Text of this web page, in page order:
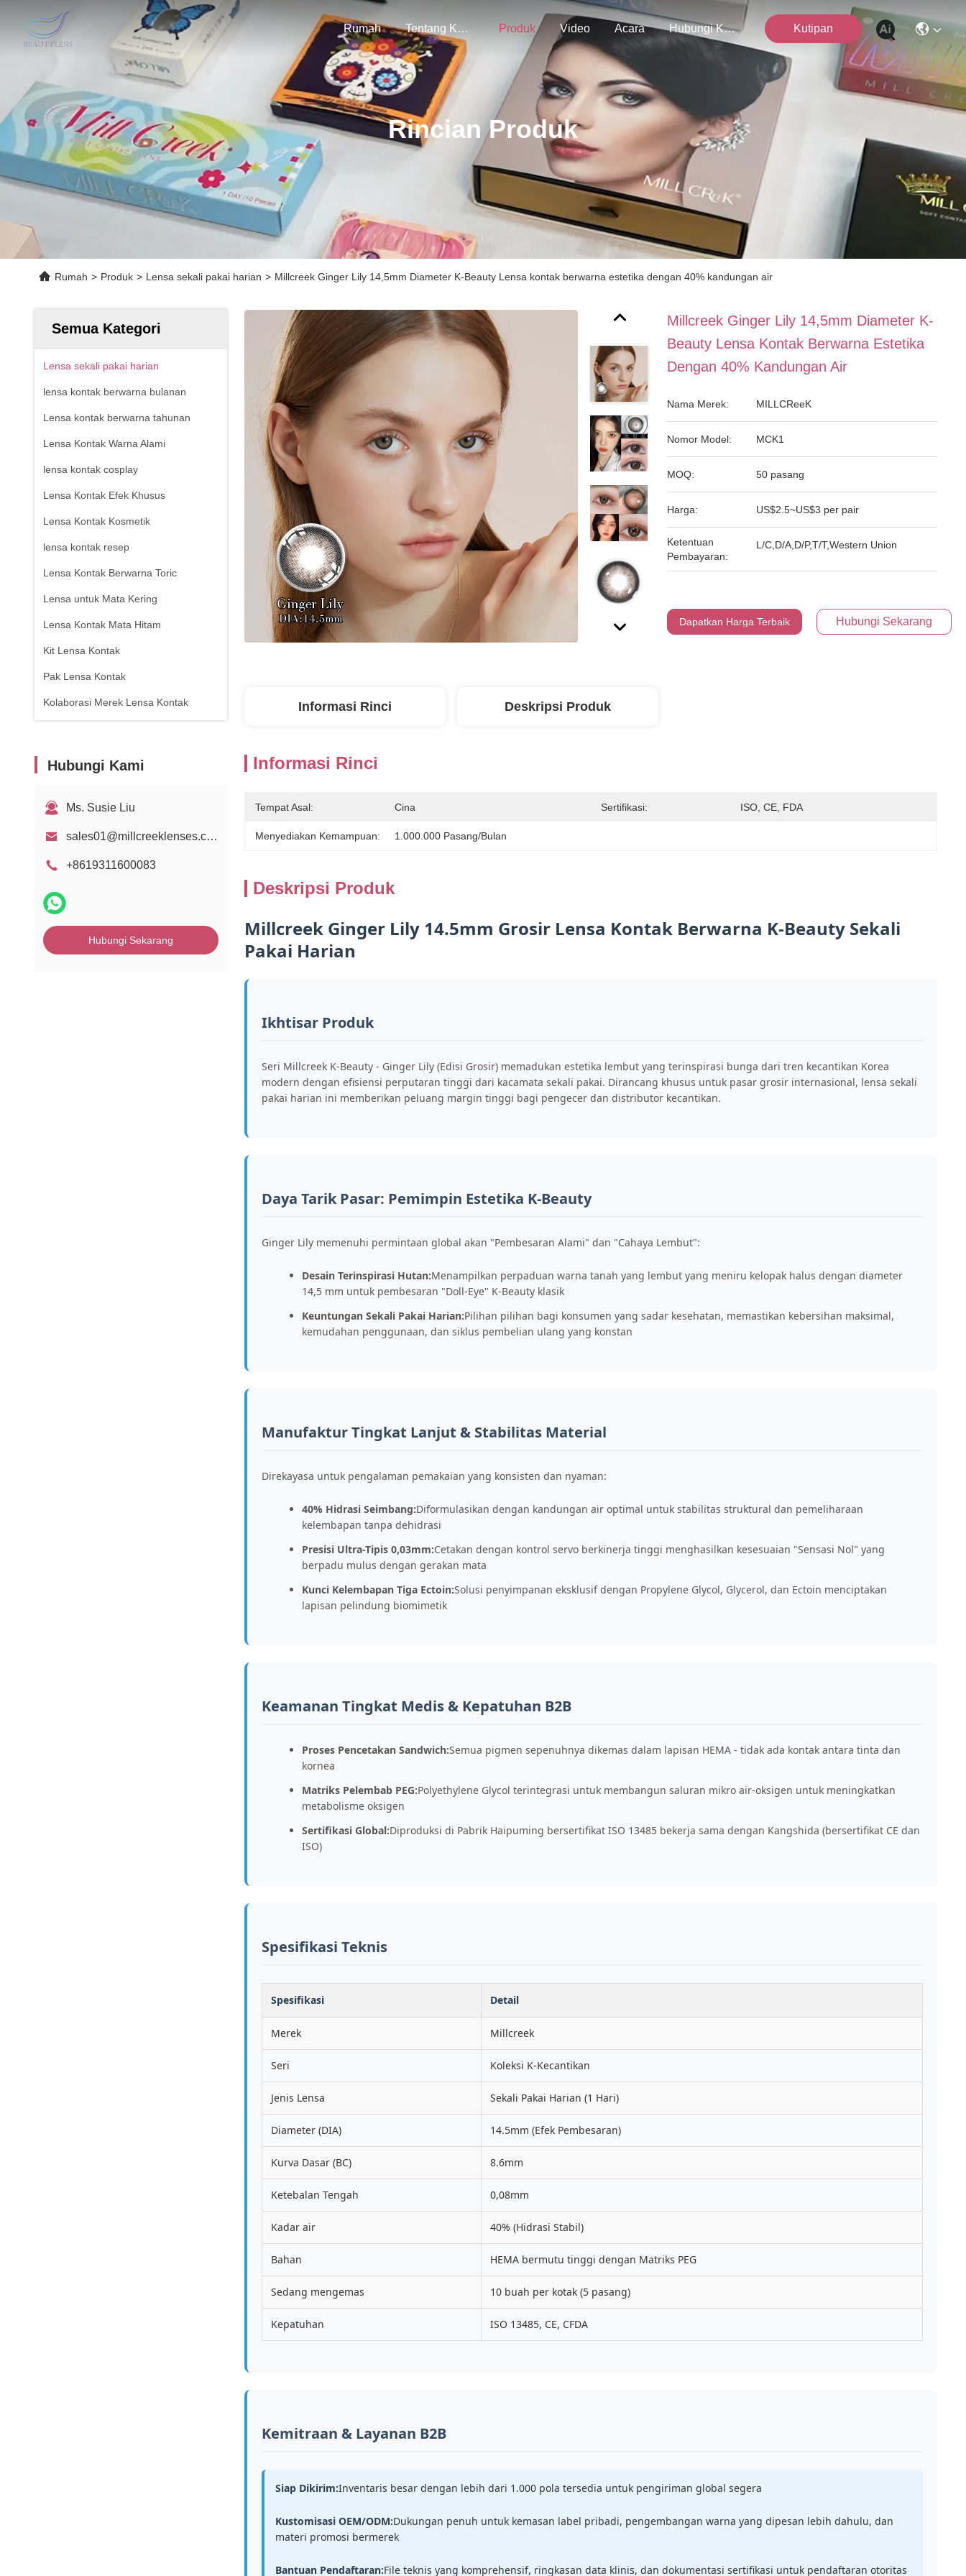
Rumah Tentang Kami Produk Video Acara Hubungi Kami Kutipan
Rincian Produk
Rumah > Produk > Lensa sekali pakai harian > Millcreek Ginger Lily 14,5mm Diameter K-Beauty Lensa kontak berwarna estetika dengan 40% kandungan air
Semua Kategori
Lensa sekali pakai harian
lensa kontak berwarna bulanan
Lensa kontak berwarna tahunan
Lensa Kontak Warna Alami
lensa kontak cosplay
Lensa Kontak Efek Khusus
Lensa Kontak Kosmetik
lensa kontak resep
Lensa Kontak Berwarna Toric
Lensa untuk Mata Kering
Lensa Kontak Mata Hitam
Kit Lensa Kontak
Pak Lensa Kontak
Kolaborasi Merek Lensa Kontak
Hubungi Kami
Ms. Susie Liu
sales01@millcreeklenses.com
+8619311600083
Hubungi Sekarang
Millcreek Ginger Lily 14,5mm Diameter K-
Beauty Lensa Kontak Berwarna Estetika
Dengan 40% Kandungan Air
Nama Merek: MILLCReeK
Nomor Model: MCK1
MOQ: 50 pasang
Harga: US$2.5~US$3 per pair
Ketentuan
Pembayaran:
L/C,D/A,D/P,T/T,Western Union
Dapatkan Harga Terbaik Hubungi Sekarang
Informasi Rinci Deskripsi Produk
Informasi Rinci
Tempat Asal: Cina Sertifikasi: ISO, CE, FDA
Menyediakan Kemampuan: 1.000.000 Pasang/bulan
Deskripsi Produk
Millcreek Ginger Lily 14.5mm Grosir Lensa Kontak Berwarna K-Beauty Sekali
Pakai Harian
Ikhtisar Produk
Seri Millcreek K-Beauty - Ginger Lily (Edisi Grosir) memadukan estetika lembut yang terinspirasi bunga dari tren kecantikan Korea
modern dengan efisiensi perputaran tinggi dari kacamata sekali pakai. Dirancang khusus untuk pasar grosir internasional, lensa sekali
pakai harian ini memberikan peluang margin tinggi bagi pengecer dan distributor kecantikan.
Daya Tarik Pasar: Pemimpin Estetika K-Beauty
Ginger Lily memenuhi permintaan global akan "Pembesaran Alami" dan "Cahaya Lembut":
Desain Terinspirasi Hutan:Menampilkan perpaduan warna tanah yang lembut yang meniru kelopak halus dengan diameter
14,5 mm untuk pembesaran "Doll-Eye" K-Beauty klasik
Keuntungan Sekali Pakai Harian:Pilihan pilihan bagi konsumen yang sadar kesehatan, memastikan kebersihan maksimal,
kemudahan penggunaan, dan siklus pembelian ulang yang konstan
Manufaktur Tingkat Lanjut & Stabilitas Material
Direkayasa untuk pengalaman pemakaian yang konsisten dan nyaman:
40% Hidrasi Seimbang:Diformulasikan dengan kandungan air optimal untuk stabilitas struktural dan pemeliharaan
kelembapan tanpa dehidrasi
Presisi Ultra-Tipis 0,03mm:Cetakan dengan kontrol servo berkinerja tinggi menghasilkan kesesuaian "Sensasi Nol" yang
berpadu mulus dengan gerakan mata
Kunci Kelembapan Tiga Ectoin:Solusi penyimpanan eksklusif dengan Propylene Glycol, Glycerol, dan Ectoin menciptakan
lapisan pelindung biomimetik
Keamanan Tingkat Medis & Kepatuhan B2B
Proses Pencetakan Sandwich:Semua pigmen sepenuhnya dikemas dalam lapisan HEMA - tidak ada kontak antara tinta dan
kornea
Matriks Pelembab PEG:Polyethylene Glycol terintegrasi untuk membangun saluran mikro air-oksigen untuk meningkatkan
metabolisme oksigen
Sertifikasi Global:Diproduksi di Pabrik Haipuming bersertifikat ISO 13485 bekerja sama dengan Kangshida (bersertifikat CE dan
ISO)
Spesifikasi Teknis
Spesifikasi Detail
Merek Millcreek
Seri Koleksi K-Kecantikan
Jenis Lensa Sekali Pakai Harian (1 Hari)
Diameter (DIA) 14.5mm (Efek Pembesaran)
Kurva Dasar (BC) 8.6mm
Ketebalan Tengah 0,08mm
Kadar air 40% (Hidrasi Stabil)
Bahan HEMA bermutu tinggi dengan Matriks PEG
Sedang mengemas 10 buah per kotak (5 pasang)
Kepatuhan ISO 13485, CE, CFDA
Kemitraan & Layanan B2B
Siap Dikirim:Inventaris besar dengan lebih dari 1.000 pola tersedia untuk pengiriman global segera
Kustomisasi OEM/ODM:Dukungan penuh untuk kemasan label pribadi, pengembangan warna yang dipesan lebih dahulu, dan
materi promosi bermerek
Bantuan Pendaftaran:File teknis yang komprehensif, ringkasan data klinis, dan dokumentasi sertifikasi untuk pendaftaran otoritas